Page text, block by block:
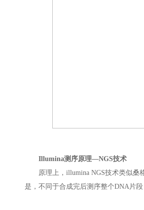
Illumina测序原理—NGS技术
原理上，illumina NGS技术类似
是，不同于合成完后测序整个DNA片